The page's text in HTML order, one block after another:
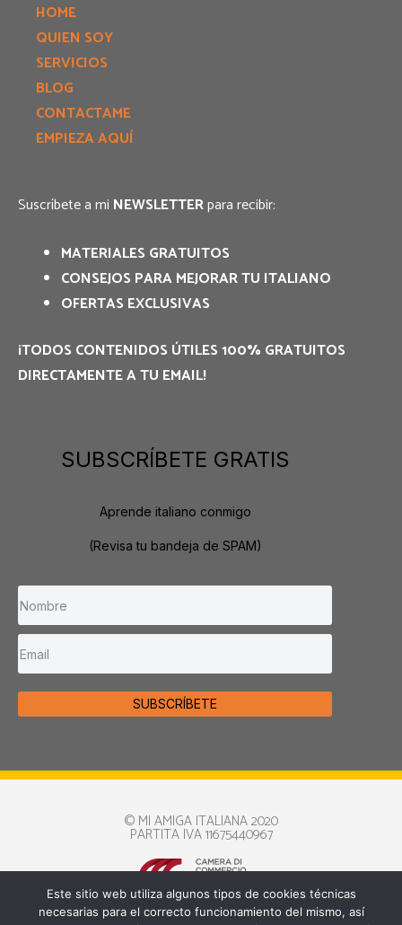
HOME
QUIEN SOY
SERVICIOS
BLOG
CONTACTAME
EMPIEZA AQUÍ
Suscríbete a mi NEWSLETTERpara recibir:
MATERIALES GRATUITOS
CONSEJOS PARA MEJORAR TU ITALIANO
OFERTAS EXCLUSIVAS
¡TODOS CONTENIDOS ÚTILES 100% GRATUITOS
DIRECTAMENTE A TU EMAIL!
SUBSCRÍBETE GRATIS
Aprende italiano conmigo
(Revisa tu bandeja de SPAM)
SUBSCRÍBETE
© MI AMIGA ITALIANA 2020
PARTITA IVA 11675440967
Este sitio web utiliza algunos tipos de cookies técnicas
necesarias para el correcto funcionamiento del mismo, así